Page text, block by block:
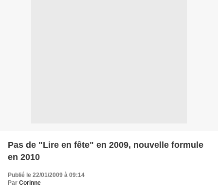
Pas de "Lire en fête" en 2009, nouvelle formule
en 2010
Publié le 22/01/2009 à 09:14
Par Corinne